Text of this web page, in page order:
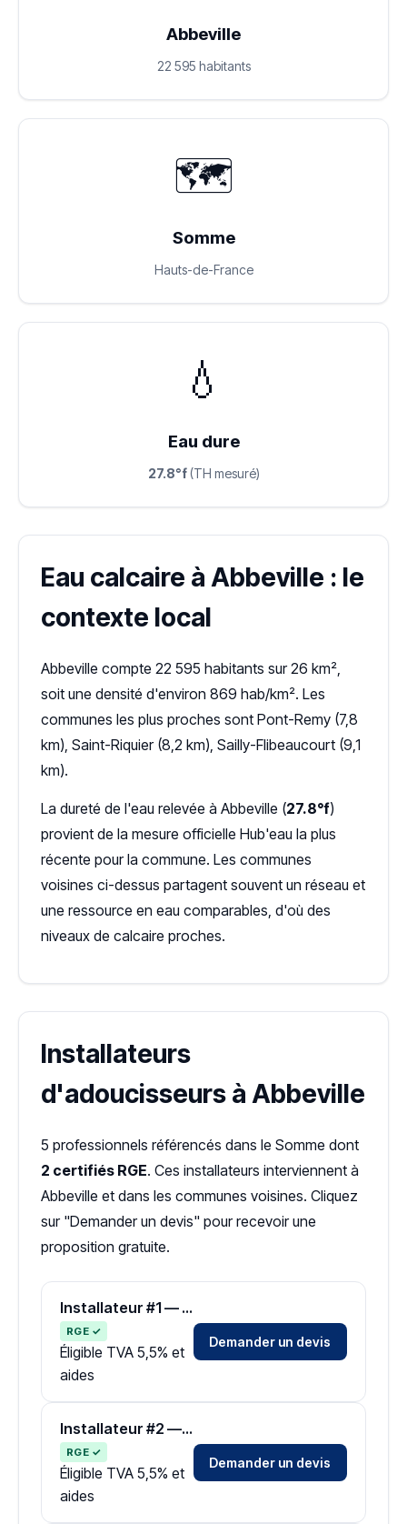
Abbeville
22 595 habitants
🗺️
Somme
Hauts-de-France
💧
Eau dure
27.8°f(TH mesuré)
Eau calcaire à Abbeville : le
contexte local
Abbeville compte 22 595 habitants sur 26 km²,
soit une densité d'environ 869 hab/km². Les
communes les plus proches sont Pont-Remy (7,8
km), Saint-Riquier (8,2 km), Sailly-Flibeaucourt (9,1
km).
La dureté de l'eau relevée à Abbeville (27.8°f)
provient de la mesure officielle Hub'eau la plus
récente pour la commune. Les communes
voisines ci-dessus partagent souvent un réseau et
une ressource en eau comparables, d'où des
niveaux de calcaire proches.
Installateurs
d'adoucisseurs à Abbeville
5 professionnels référencés dans le Somme dont
2 certifiés RGE. Ces installateurs interviennent à
Abbeville et dans les communes voisines. Cliquez
sur "Demander un devis" pour recevoir une
proposition gratuite.
Installateur #1 — Zone Somme
RGE ✓
Éligible TVA 5,5% et
aides
Demander un devis
Installateur #2 — Zone Somme
RGE ✓
Éligible TVA 5,5% et
aides
Demander un devis